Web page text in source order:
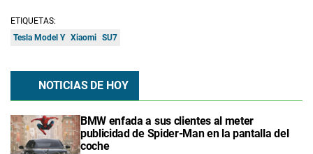
ETIQUETAS:
Tesla Model Y Xiaomi SU7
NOTICIAS DE HOY
BMW enfada a sus clientes al meter
publicidad de Spider-Man en la pantalla del
coche